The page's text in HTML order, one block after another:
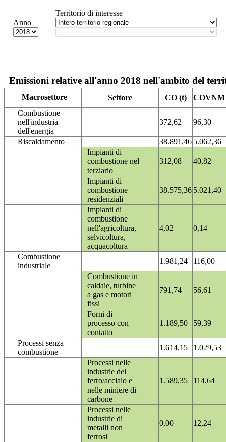
Anno
Territorio di interesse
Emissioni relative all'anno 2018 nell'ambito del
Macrosettore Settore CO (t)
COVNM
Combustione
nell'industria
dell'energia
372,62 96,30
Riscaldamento 38.891,46 5.062,36
Impianti di
combustione nel
terziario
312,08 40,82
Impianti di
combustione
residenziali
38.575,36 5.021,40
Impianti di
combustione
nell'agricoltura,
selvicoltura,
acquacoltura
4,02 0,14
Combustione
industriale
1.981,24
116,00
Combustione in
caldaie, turbine
a gas e motori
fissi
791,74 56,61
Forni di
processo con
contatto
1.189,50 59,39
Processi senza
combustione
1.614,15
1.029,53
Processi nelle
industrie del
ferro/acciaio e
nelle miniere di
carbone
1.589,35 114,64
Processi nelle
industrie di
metalli non
ferrosi
0,00 12,24